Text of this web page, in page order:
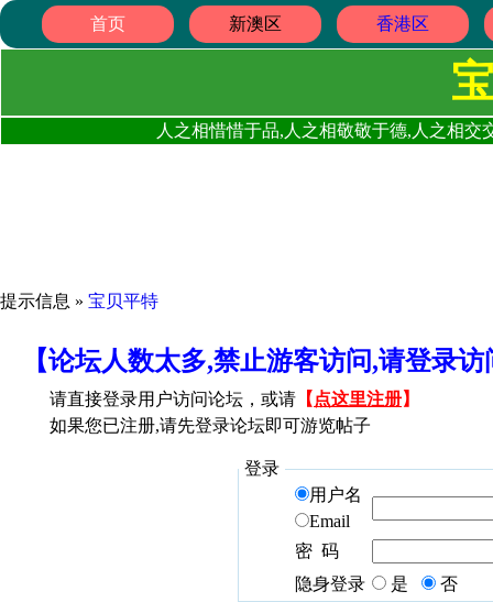
首页 新澳区 香港区
人之相惜惜于品,人之相敬敬于德,人之相
提示信息 » 宝贝平特
【论坛人数太多,禁止游客访问,请登录
请直接登录用户访问论坛，或请 【 点这里注册】
如果您已注册,请先登录论坛即可游览帖子
登录
用户名
Email
密 码
隐身登录
是 否